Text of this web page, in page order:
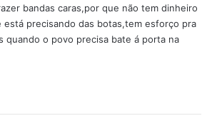
bandas caras,por que não tem dinheiro
está precisando das botas,tem esforço pra
quando o povo precisa bate á porta na